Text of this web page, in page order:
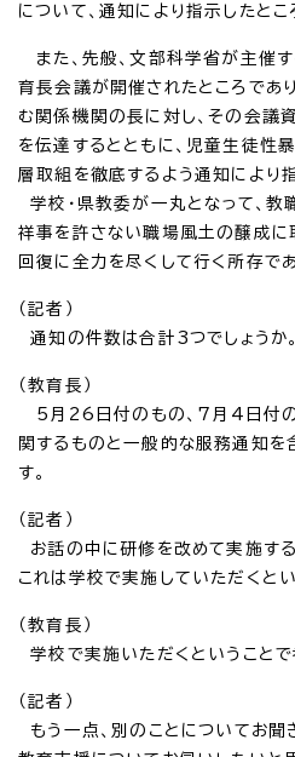
について、通知により指示したとこ
また、先般、文部科学省が主催
育長会議が開催されたところであ
む関係機関の長に対し、その会議
を伝達するとともに、児童生徒性
層取組を徹底するよう通知により
学校・県教委が一丸となって、
祥事を許さない職場風土の醸成に
回復に全力を尽くして行く所存であ
（記者）
通知の件数は合計3つでしょうか。
（教育長）
5月26日付のもの、7月4日付
関するものと一般的な服務通知を
す。
（記者）
お話の中に研修を改めて実施する
これは学校で実施していただくと
（教育長）
学校で実施いただくということで
（記者）
もう一点、別のことについてお聞